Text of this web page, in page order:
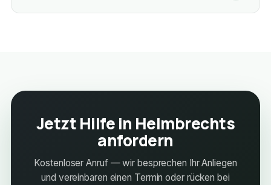
Jetzt Hilfe in Helmbrechts
anfordern
Kostenloser Anruf — wir besprechen Ihr Anliegen
und vereinbaren einen Termin oder rücken bei